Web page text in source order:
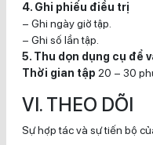
4. Ghi phiếu điều trị
– Ghi ngày giờ tập.
– Ghi số lần tập.
5. Thu dọn dụng cụ để
Thời gian tập 20 – 30
VI. THEO DÕI
Sự hợp tác và sự tiến bộ